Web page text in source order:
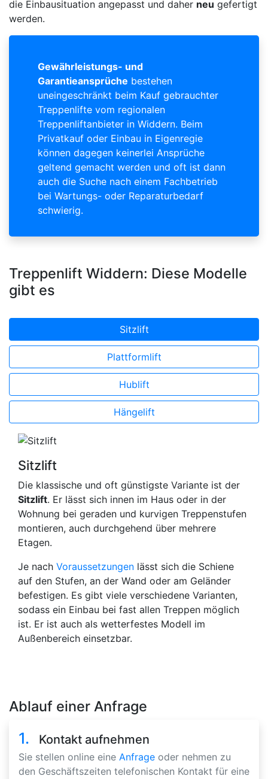
die Einbausituation angepasst und daher neu gefertigt
werden.
Gewährleistungs- und
Garantieansprüche bestehen
uneingeschränkt beim Kauf gebrauchter
Treppenlifte vom regionalen
Treppenliftanbieter in Widdern. Beim
Privatkauf oder Einbau in Eigenregie
können dagegen keinerlei Ansprüche
geltend gemacht werden und oft ist dann
auch die Suche nach einem Fachbetrieb
bei Wartungs- oder Reparaturbedarf
schwierig.
Treppenlift Widdern: Diese Modelle
gibt es
Sitzlift
Plattformlift
Hublift
Hängelift
Sitzlift
Die klassische und oft günstigste Variante ist der
Sitzlift. Er lässt sich innen im Haus oder in der
Wohnung bei geraden und kurvigen Treppenstufen
montieren, auch durchgehend über mehrere
Etagen.
Je nach Voraussetzungen lässt sich die Schiene
auf den Stufen, an der Wand oder am Geländer
befestigen. Es gibt viele verschiedene Varianten,
sodass ein Einbau bei fast allen Treppen möglich
ist. Er ist auch als wetterfestes Modell im
Außenbereich einsetzbar.
Ablauf einer Anfrage
1. Kontakt aufnehmen
Sie stellen online eine Anfrage oder nehmen zu
den Geschäftszeiten telefonischen Kontakt für eine